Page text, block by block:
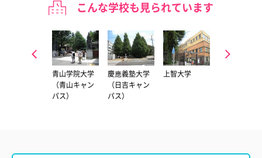
こんな学校も見られています
青山学院大学
（青山キャン
パス）
慶應義塾大学
（日吉キャン
パス）
上智大学